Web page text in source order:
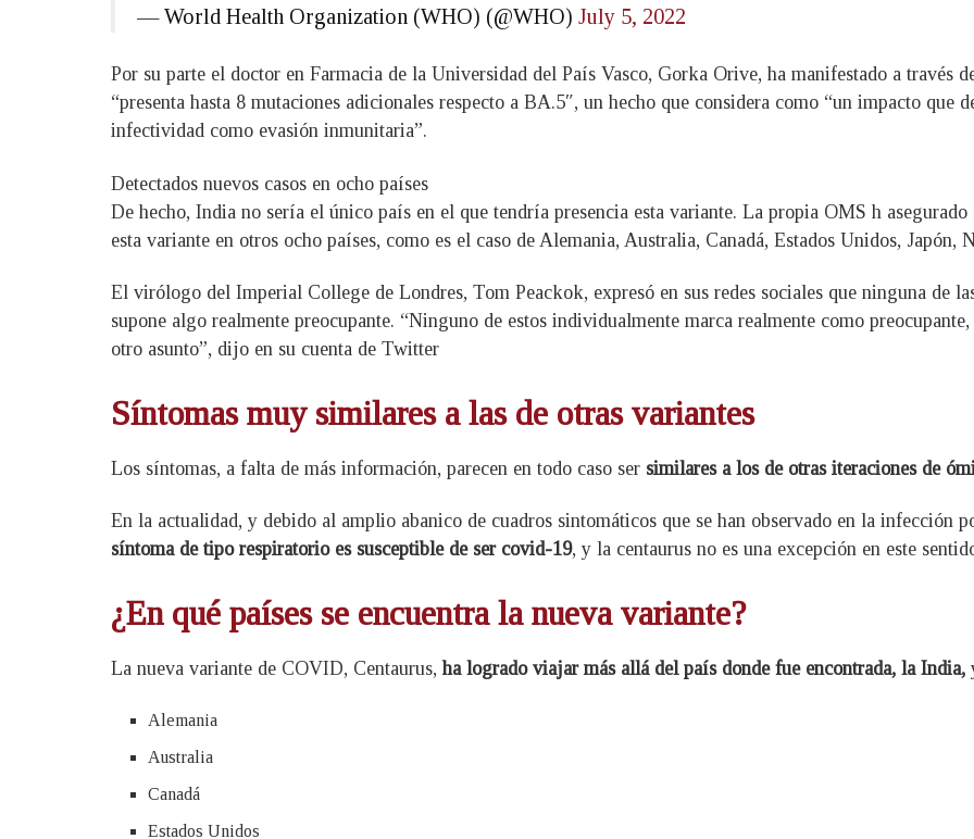
— World Health Organization (WHO) (@WHO) July 5, 2022
Por su parte el doctor en Farmacia de la Universidad del País Vasco, Gorka Orive, ha manifestado a través
“presenta hasta 8 mutaciones adicionales respecto a BA.5″, un hecho que considera como “un impacto que
infectividad como evasión inmunitaria”.
Detectados nuevos casos en ocho países
De hecho, India no sería el único país en el que tendría presencia esta variante. La propia OMS h asegurado
esta variante en otros ocho países, como es el caso de Alemania, Australia, Canadá, Estados Unidos, Japón,
El virólogo del Imperial College de Londres, Tom Peackok, expresó en sus redes sociales que ninguna de
supone algo realmente preocupante. “Ninguno de estos individualmente marca realmente como
otro asunto”, dijo en su cuenta de Twitter
Síntomas muy similares a las de otras variantes
Los síntomas, a falta de más información, parecen en todo caso ser similares a los de otras iteraciones de
En la actualidad, y debido al amplio abanico de cuadros sintomáticos que se han observado en la infección
síntoma de tipo respiratorio es susceptible de ser covid-19, y la centaurus no es una excepción en este
¿En qué países se encuentra la nueva variante?
La nueva variante de COVID, Centaurus,ha logrado viajar más allá del país donde fue encontrada, la India,
Alemania
Australia
Canadá
Estados Unidos